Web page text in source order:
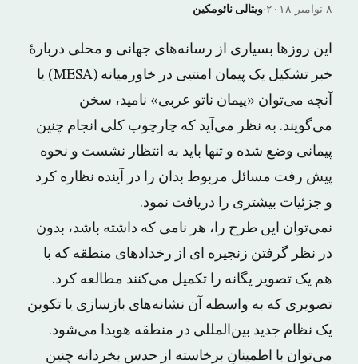
ویتالی نائومکین· ۸ نوامبر ۲۰۱۸
این روزها بسیاری از رسانه‌های جهانی و محلی دربارهٔ
خبر تشکیل یک پیمان امنتیی در خاورمیانه (MESA) یا
آنچه می‌توان «پیمان ناتو عربی» نامید، سخن
می‌گویند. به نظر می‌آید که چارچوب کلی انجام چنین
پیمانی وضع شده و تنها باید به انتظار نشست و نحوه
پیش رفت مسائل مربوط بدان را در آینده نظاره کرد
و جزئیات بیشتری را دریافت نمود.
نمی‌توان این طرح را، هر نامی که داشته باشد، بدون
در نظر گرفتن زنجیره ای از رخدادهای منطقه که با
هم یک تصویر یگانه را تکمیل می‌کنند مطالعه کرد.
تصویری که به واسطه آن نشانه‌های بازسازی یا تکوین
یک نظام جدید بین‌المللی در منطقه هویدا می‌شود.
می‌توان با اطمینانِ برخاسته از حدس بخردانه چنین